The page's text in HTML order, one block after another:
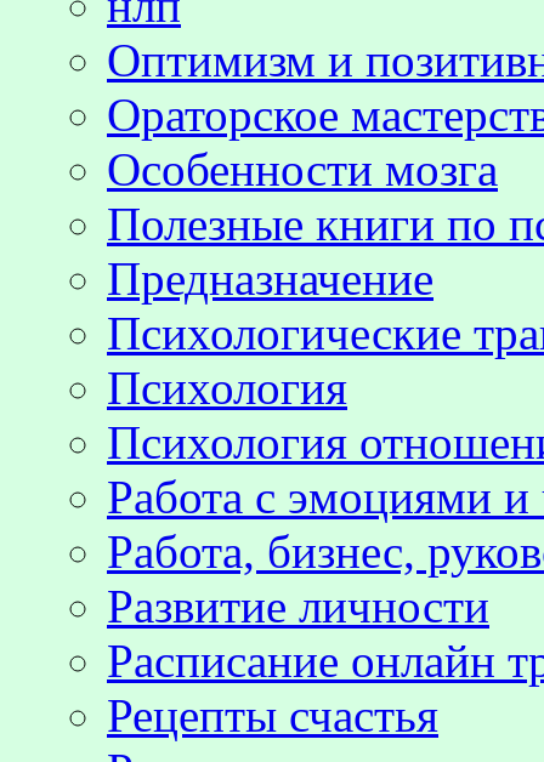
Оптимизм и
Ораторское
Особенности мозга
Полезные книги по
Предназначение
Психологические
Психология
Психология
Работа с эмоциями и
Работа, бизнес,
Развитие личности
Расписание онлайн
Рецепты счастья